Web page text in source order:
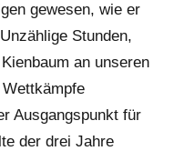
gewesen, wie er
Stunden,
an unseren
Ausgangspunkt für
der drei Jahre